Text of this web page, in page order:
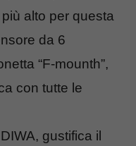
alto per questa
da 6
“F-mounth”,
con tutte le
gustifica il